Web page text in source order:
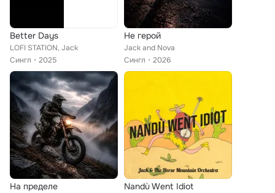
Better Days
LOFI STATION, Jack
Сингл
2025
Не герой
Jack and Nova
Сингл
2026
На пределе Nandù Went Idiot